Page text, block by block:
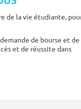
de la vie étudiante,
de bourse et
et de réussite dans